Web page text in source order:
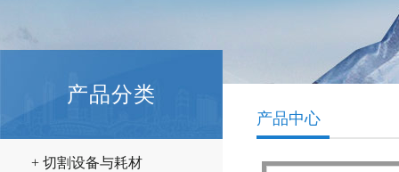
产品分类
+ 切割设备与耗材
产品中心